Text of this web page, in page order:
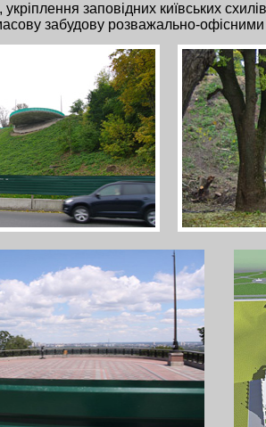
заповідних київських
забудову розважально-